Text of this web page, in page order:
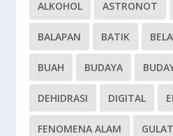
ALKOHOL ASTRONOT
BALAPAN BATIK
BUAH BUDAYA
DEHIDRASI DIGITAL
FENOMENA ALAM GULAT